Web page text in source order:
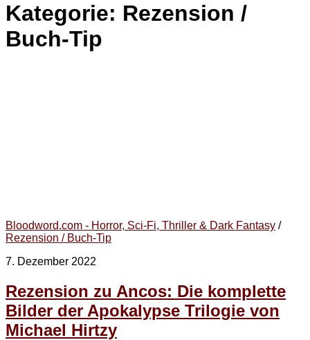
Kategorie: Rezension /
Buch-Tip
Bloodword.com - Horror, Sci-Fi, Thriller & Dark Fantasy /
Rezension / Buch-Tip
7. Dezember 2022
Rezension zu Ancos: Die komplette
Bilder der Apokalypse Trilogie von
Michael Hirtzy